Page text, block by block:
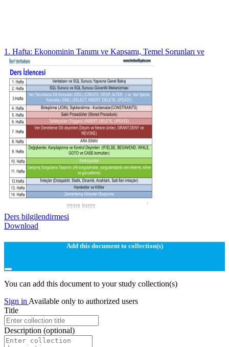
1. Hafta: Ekonominin Tanımı ve Kapsamı, Temel Sorunları ve
Ders bilgilendirmesi
Download
Add this document to collection(s)
You can add this document to your study collection(s)
Sign in Available only to authorized users
Title
Description (optional)